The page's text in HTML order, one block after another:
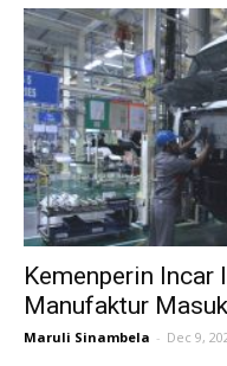
Kemenperin Incar
Manufaktur
Maruli Sinambela - Dec 9,